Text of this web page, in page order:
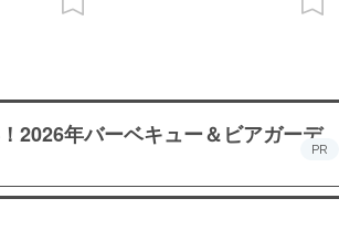
2026年バーベキュー＆ビアガーデ
PR